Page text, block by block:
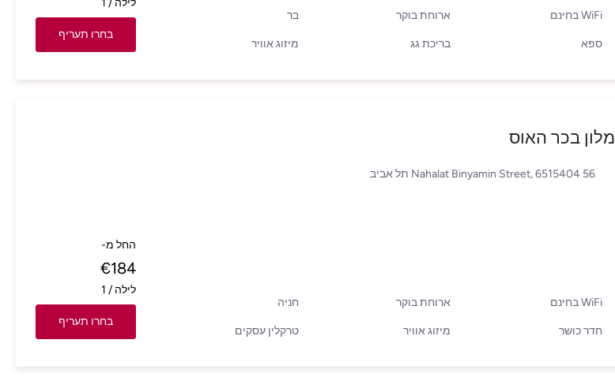
WiFi בחינם ארוחת בוקר בר
ספא בריכת גג מיזוג אוויר
לילה/
1
בחרו תעריף
מלון בכר האוס
56 Nahalat Binyamin Street, 6515404 תל אביב
WiFi בחינם ארוחת בוקר חניה
חדר כושר מיזוג אוויר טרקלין עסקים
החל מ-
€184
לילה/
1
בחרו תעריף